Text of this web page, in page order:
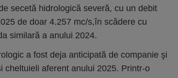
secetă hidrologică severă, cu un debit
de doar 4.257 mc/s,în scădere cu
similară a anului 2024.
a fost deja anticipată de companie şi
cheltuieli aferent anului 2025. Printr-o